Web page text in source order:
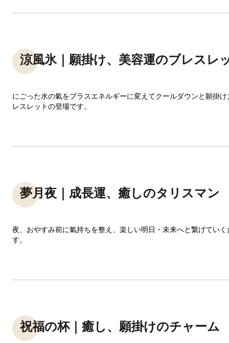
涼風氷｜願掛け、美容運のブレスレ
にごった水の氣をプラスエネルギーに変えてクールダウンと願掛
レスレットの登場です。
夢月夜｜成長運、癒しのタリスマン
夜、おやすみ前に氣持ちを整え、楽しい明日・未来へと繋げてい
す。
祝福の杯｜癒し、願掛けのチャーム